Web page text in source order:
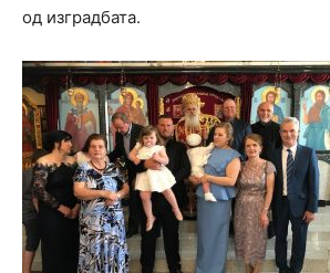
од изградбата.